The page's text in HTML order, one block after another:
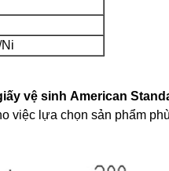
vệ sinh American
việc lựa chọn sản phẩm